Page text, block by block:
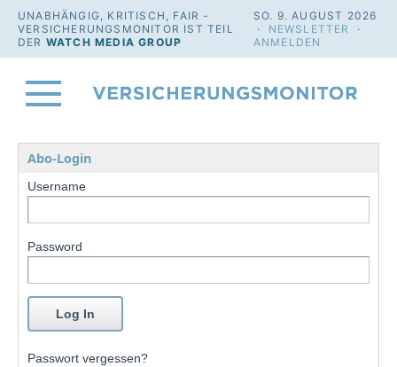
UNABHÄNGIG, KRITISCH, FAIR -
VERSICHERUNGSMONITOR IST TEIL
DER WATCH MEDIA GROUP
SO. 9. AUGUST 2026
· NEWSLETTER
·
ANMELDEN
Abo-Login
Username
Password
Passwort vergessen?